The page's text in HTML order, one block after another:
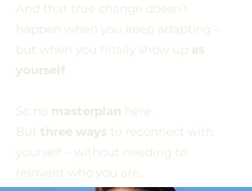
And that true change doesn’t
happen when you keep adapting –
but when you finally show up as
yourself.
So no masterplan here.
But three ways to reconnect with
yourself – without needing to
reinvent who you are.